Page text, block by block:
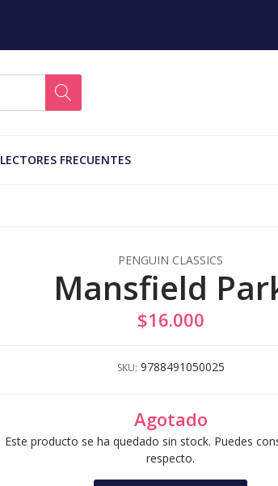
LECTORES FRECUENTES
PENGUIN CLASSICS
Mansfield
$16.000
SKU: 9788491050025
Agotado
Este producto se ha quedado sin stock. Puedes
respecto.